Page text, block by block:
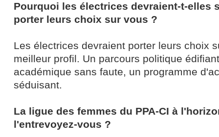
Pourquoi les électrices devraient-t-elles
porter leurs choix sur vous ?
Les électrices devraient porter leurs choix
meilleur profil. Un parcours politique
académique sans faute, un programme
séduisant.
La ligue des femmes du PPA-CI à
l'entrevoyez-vous ?